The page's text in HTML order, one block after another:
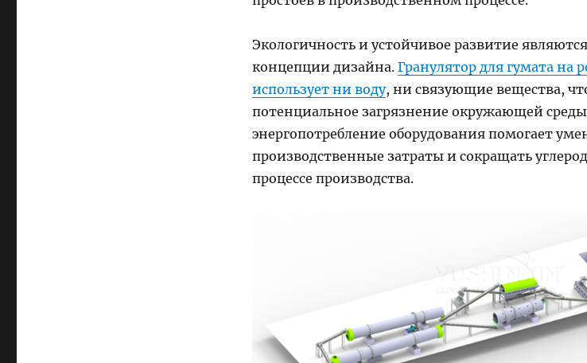
Экологичность и устойчивое развитие
концепции дизайна. Гранулятор для гумата на
использует ни воду, ни связующие вещества,
потенциальное загрязнение окружающей
энергопотребление оборудования помогает
производственные затраты и сокращать
процессе производства.